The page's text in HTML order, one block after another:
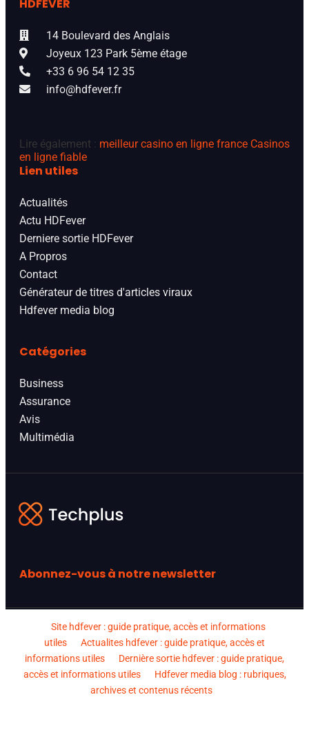
HDFEVER
14 Boulevard des Anglais
Joyeux 123 Park 5ème étage
+33 6 96 54 12 35
info@hdfever.fr
Lire également : meilleur casino en ligne france Casinos
en ligne fiable
Lien utiles
Actualités
Actu HDFever
Derniere sortie HDFever
A Propros
Contact
Générateur de titres d'articles viraux
Hdfever media blog
Catégories
Business
Assurance
Avis
Multimédia
Abonnez-vous à notre newsletter
Site hdfever : guide pratique, accès et informations
utiles
Actualites hdfever : guide pratique, accès et
informations utiles
Dernière sortie hdfever : guide pratique,
accès et informations utiles
Hdfever media blog : rubriques,
archives et contenus récents